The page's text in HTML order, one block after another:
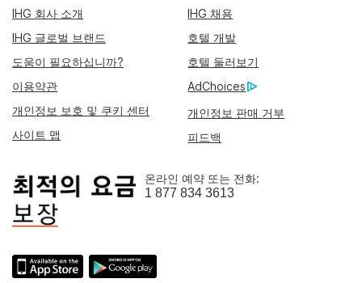
IHG 회사 소개
IHG 채용
IHG 글로벌 브랜드
호텔 개발
도움이 필요하십니까?
호텔 둘러보기
이용약관
AdChoices
개인정보 보호 및 쿠키 센터
개인정보 판매 거부
사이트 맵
피드백
온라인 예약 또는 전화:
1 877 834 3613